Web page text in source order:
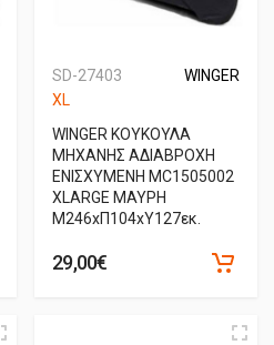
SD-27403
WINGER
XL
WINGER ΚΟΥΚΟΥΛΑ
ΜΗΧΑΝΗΣ ΑΔΙΑΒΡΟΧΗ
ΕΝΙΣΧΥΜΕΝΗ MC1505002
XLARGE ΜΑΥΡΗ
Μ246xΠ104xΥ127εκ.
29,00€